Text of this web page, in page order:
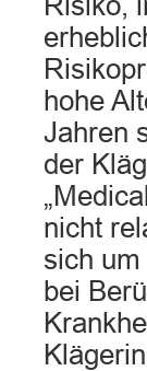
hohe
Jahren
der
nicht
sich
bei